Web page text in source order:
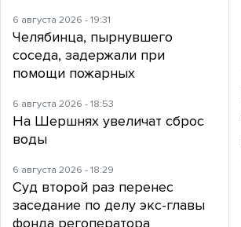
6 августа 2026 - 19:31
Челябинца, пырнувшего
соседа, задержали при
помощи пожарных
6 августа 2026 - 18:53
На Шершнях увеличат сброс
воды
6 августа 2026 - 18:29
Суд второй раз перенес
заседание по делу экс-главы
фонда регоператора